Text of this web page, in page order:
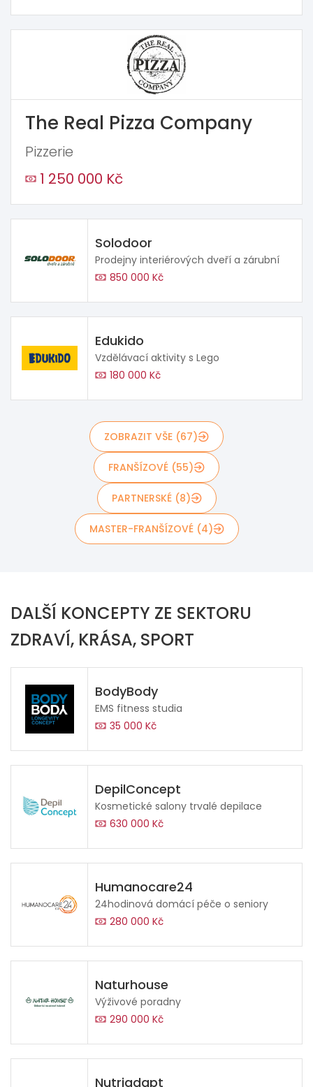
The Real Pizza Company
Pizzerie
1 250 000 Kč
Solodoor
Prodejny interiérových dveří a zárubní
850 000 Kč
Edukido
Vzdělávací aktivity s Lego
180 000 Kč
ZOBRAZIT VŠE (67)
FRANŠÍZOVÉ (55)
PARTNERSKÉ (8)
MASTER-FRANŠÍZOVÉ (4)
DALŠÍ KONCEPTY ZE SEKTORU
ZDRAVÍ, KRÁSA, SPORT
BodyBody
EMS fitness studia
35 000 Kč
DepilConcept
Kosmetické salony trvalé depilace
630 000 Kč
Humanocare24
24hodinová domácí péče o seniory
280 000 Kč
Naturhouse
Výživové poradny
290 000 Kč
Nutriadapt